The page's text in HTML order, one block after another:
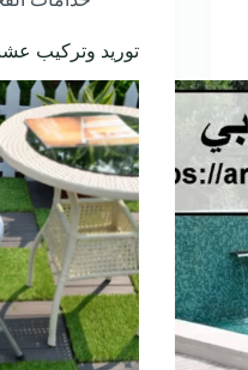
توريد وتركيب عشب